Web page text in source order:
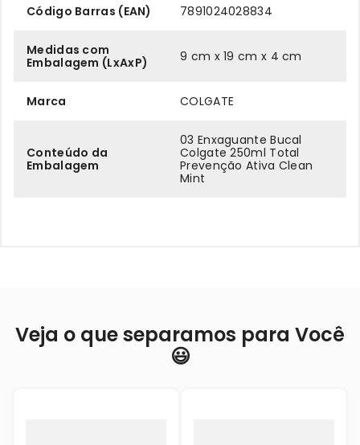
Código Barras (EAN) 7891024028834
Medidas com
Embalagem (LxAxP)
9 cm x 19 cm x 4 cm
Marca COLGATE
Conteúdo da
Embalagem
03 Enxaguante Bucal
Colgate 250ml Total
Prevenção Ativa Clean
Mint
Veja o que separamos para Você
😃